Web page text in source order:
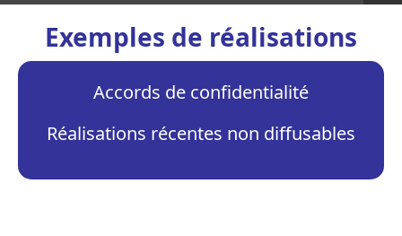
Exemples de réalisations
Accords de confidentialité
Réalisations récentes non diffusables